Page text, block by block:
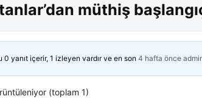
müthiş
0 yanıt içerir, 1 izleyen vardır ve en son 4 hafta önce
(toplam 1)